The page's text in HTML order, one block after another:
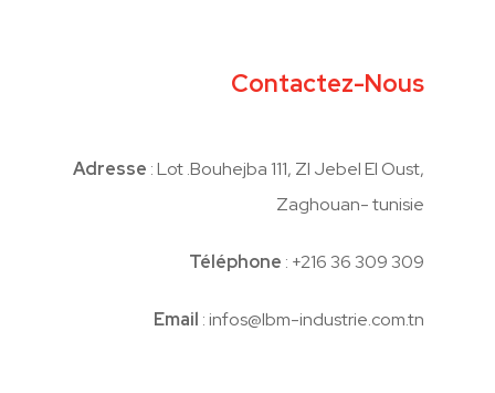
Contactez-Nous
Adresse : Lot .Bouhejba 111, ZI Jebel El Oust,
Zaghouan- tunisie
Téléphone : +216 36 309 309
Email : infos@lbm-industrie.com.tn